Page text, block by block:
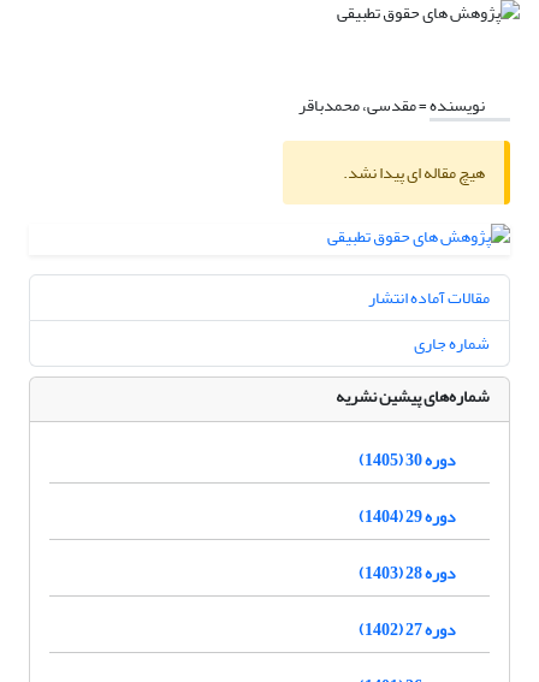
نویسنده =مقدسی، محمدباقر
هیچ مقاله ای پیدا نشد.
مقالات آماده انتشار
شماره جاری
شماره‌های پیشین نشریه
دوره 30 (1405)
دوره 29 (1404)
دوره 28 (1403)
دوره 27 (1402)